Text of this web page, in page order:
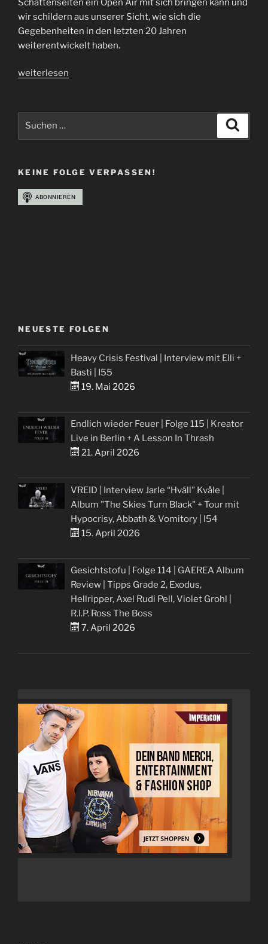
Schattenseiten ein Open Air mit sich bringen kann und
wir schildern aus unserer Sicht, wie sich die
Gegebenheiten in den letzten 20 Jahren
weiterentwickelt haben.
„Folge
Summer
Breeze
Festival
Recap“
weiterlesen
KEINE FOLGE VERPASSEN!
NEUESTE FOLGEN
Heavy Crisis Festival | Interview mit Elli +
Basti | I55
19. Mai 2026
Endlich wieder Feuer | Folge 115 | Kreator
Live in Berlin + A Lesson In Thrash
21. April 2026
VREID | Interview Jarle “Hváll” Kvåle |
Album "The Skies Turn Black" + Tour mit
Hypocrisy, Abbath & Vomitory | I54
15. April 2026
Gesichtstofu | Folge 114 | GAEREA Album
Review | Tipps Grade 2, Exodus,
Hellripper, Axel Rudi Pell, Violet Grohl |
R.I.P. Ross The Boss
7. April 2026